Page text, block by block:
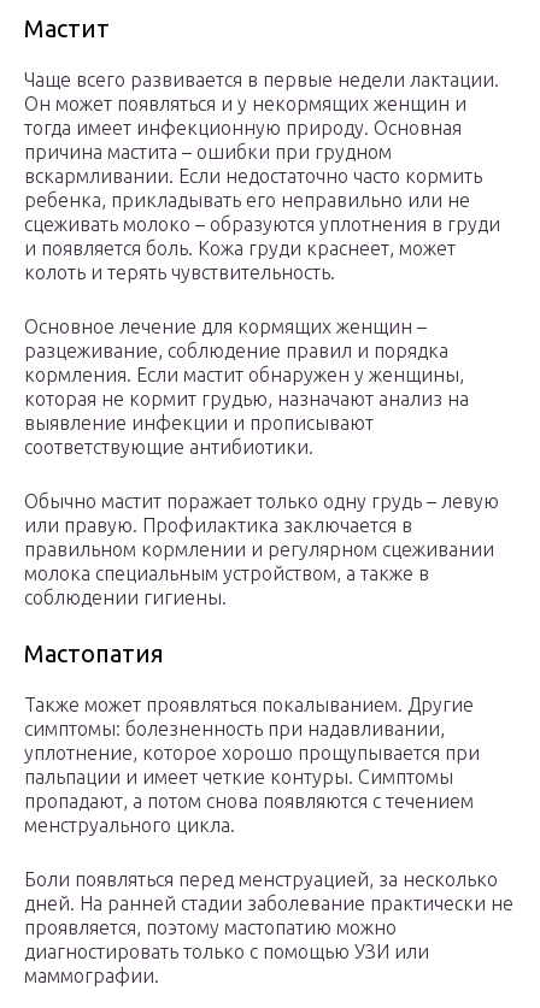
Мастит
Чаще всего развивается в первые недели лактации.
Он может появляться и у некормящих женщин и
тогда имеет инфекционную природу. Основная
причина мастита – ошибки при грудном
вскармливании. Если недостаточно часто кормить
ребенка, прикладывать его неправильно или не
сцеживать молоко – образуются уплотнения в груди
и появляется боль. Кожа груди краснеет, может
колоть и терять чувствительность.
Основное лечение для кормящих женщин –
разцеживание, соблюдение правил и порядка
кормления. Если мастит обнаружен у женщины,
которая не кормит грудью, назначают анализ на
выявление инфекции и прописывают
соответствующие антибиотики.
Обычно мастит поражает только одну грудь – левую
или правую. Профилактика заключается в
правильном кормлении и регулярном сцеживании
молока специальным устройством, а также в
соблюдении гигиены.
Мастопатия
Также может проявляться покалыванием. Другие
симптомы: болезненность при надавливании,
уплотнение, которое хорошо прощупывается при
пальпации и имеет четкие контуры. Симптомы
пропадают, а потом снова появляются с течением
менструального цикла.
Боли появляться перед менструацией, за несколько
дней. На ранней стадии заболевание практически не
проявляется, поэтому мастопатию можно
диагностировать только с помощью УЗИ или
маммографии.